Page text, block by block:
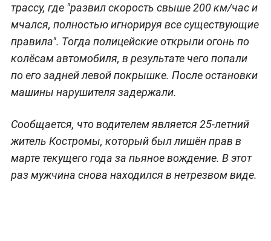
трассу, где "развил скорость свыше 200 км/час и
мчался, полностью игнорируя все существующие
правила". Тогда полицейские открыли огонь по
колёсам автомобиля, в результате чего попали
по его задней левой покрышке. После остановки
машины нарушителя задержали.
Сообщается, что водителем является 25-летний
житель Костромы, который был лишён прав в
марте текущего года за пьяное вождение. В этот
раз мужчина снова находился в нетрезвом виде.